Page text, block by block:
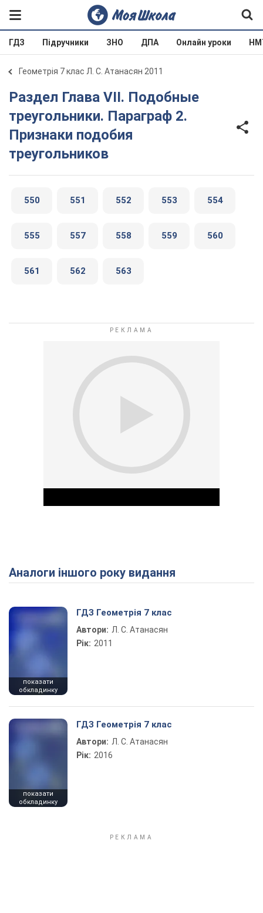
ГДЗ Підручники ЗНО ДПА Онлайн уроки
Геометрія 7 клас Л. С. Атанасян 2011
Раздел Глава VII. Подобные
треугольники. Параграф 2.
Признаки подобия
треугольников
550 551 552 553 554
555 557 558 559 560
561 562 563
Play Video
Аналоги іншого року видання
показати
обкладинку
ГДЗ Геометрія 7 клас
Автори: Л. С. Атанасян
Рік: 2011
показати
обкладинку
ГДЗ Геометрія 7 клас
Автори: Л. С. Атанасян
Рік: 2016